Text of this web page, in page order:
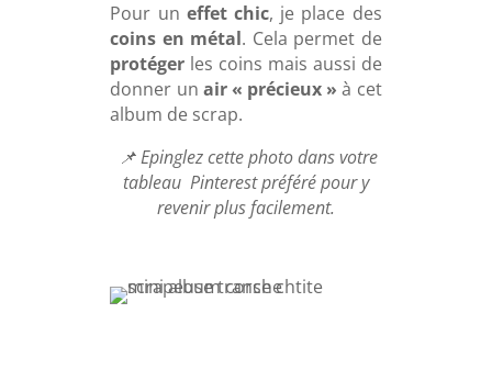
Pour un effet chic, je place des
coins en métal. Cela permet de
protéger les coins mais aussi de
donner un air« précieux » à cet
album de scrap.
📌 Epinglez cette photo dans votre
tableau Pinterest préféré pour y
revenir plus facilement.